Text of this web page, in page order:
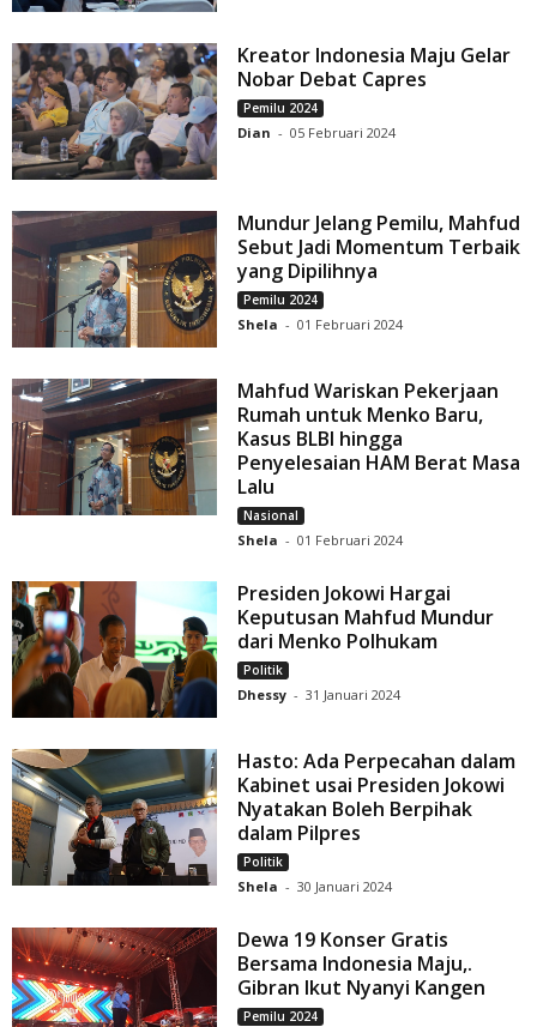
Kreator Indonesia Maju Gelar
Nobar Debat Capres
Pemilu 2024
Dian - 05 Februari 2024
Mundur Jelang Pemilu, Mahfud
Sebut Jadi Momentum Terbaik
yang Dipilihnya
Pemilu 2024
Shela - 01 Februari 2024
Mahfud Wariskan Pekerjaan
Rumah untuk Menko Baru,
Kasus BLBI hingga
Penyelesaian HAM Berat Masa
Lalu
Nasional
Shela - 01 Februari 2024
Presiden Jokowi Hargai
Keputusan Mahfud Mundur
dari Menko Polhukam
Politik
Dhessy - 31 Januari 2024
Hasto: Ada Perpecahan dalam
Kabinet usai Presiden Jokowi
Nyatakan Boleh Berpihak
dalam Pilpres
Politik
Shela - 30 Januari 2024
Dewa 19 Konser Gratis
Bersama Indonesia Maju,.
Gibran Ikut Nyanyi Kangen
Pemilu 2024